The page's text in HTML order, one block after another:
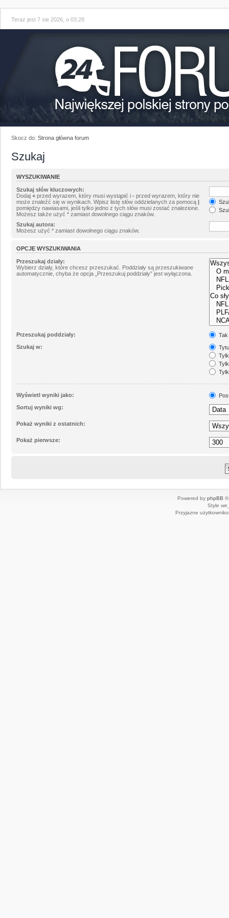
Teraz jest 7 sie 2026, o 03:28
Skocz do: Strona główna forum
Szukaj
WYSZUKIWANIE
Szukaj słów kluczowych:
Dodaj + przed wyrazem, który musi wystąpić i - przed wyrazem, który nie
może znaleźć się w wynikach. Wpisz listę słów oddzielanych za pomocą |
pomiędzy nawiasami, jeśli tylko jedno z tych słów musi zostać znalezione.
Możesz także użyć * zamiast dowolnego ciągu znaków.
Szukaj autora:
Możesz użyć * zamiast dowolnego ciągu znaków.
OPCJE WYSZUKIWANIA
Przeszukaj działy:
Wybierz działy, które chcesz przeszukać. Poddziały są przeszukiwane
automatycznie, chyba że opcja „Przeszukuj poddziały” jest wyłączona.
Przeszukaj poddziały:
Tak
Szukaj w:
Wyświetl wyniki jako:
Sortuj wyniki wg:
Pokaż wyniki z ostatnich:
Pokaż pierwsze:
Powered by phpBB ©
Style
Przyjazne